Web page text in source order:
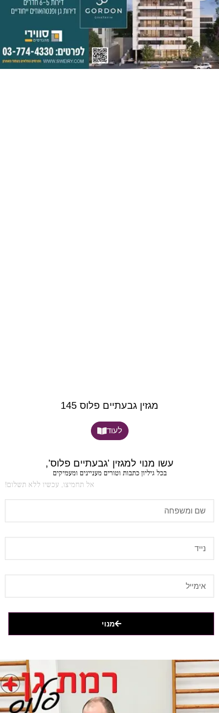
מגזין גבעתיים פלוס 145
לעוד
עשו מנוי למגזין 'גבעתיים פלוס',
בכל גיליון כתבות וטורים מעניינים ומעמיקים
אל תחמיצו, עכשיו ללא תשלום!
מנוי